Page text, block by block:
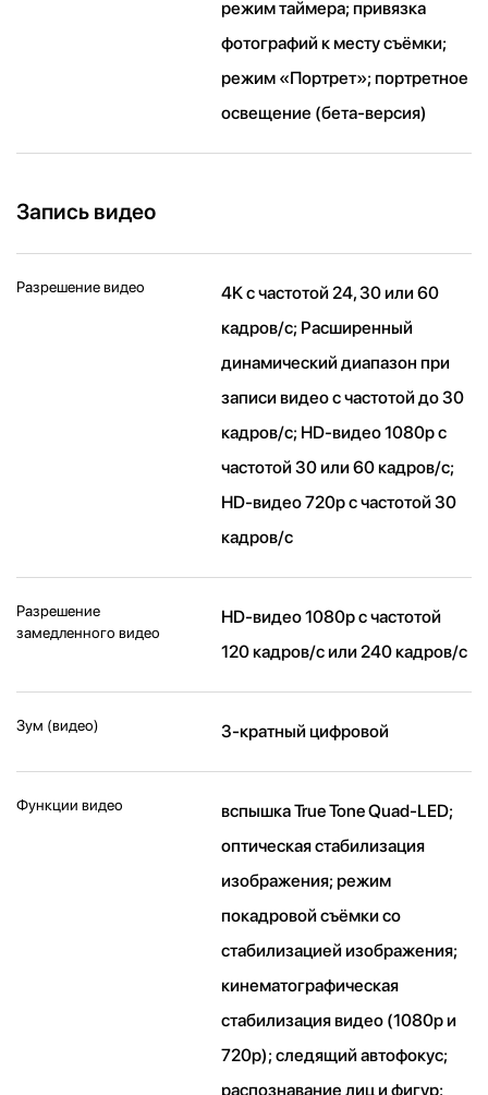
режим таймера; привязка
фотографий к месту съёмки;
режим «Портрет»; портретное
освещение (бета‑версия)
Запись видео
Разрешение видео
4K с частотой 24, 30 или 60
кадров/ с; Расширенный
динамический диапазон при
записи видео с частотой до 30
кадров/ с; HD-видео 1080p с
частотой 30 или 60 кадров/ с;
HD-видео 720p с частотой 30
кадров/ с
Разрешение
замедленного видео
HD-видео 1080р c частотой
120 кадров/ с или 240 кадров/ с
Зум (видео) 3-кратный цифровой
Функции видео
вспышка True Tone Quad-LED;
оптическая стабилизация
изображения; режим
покадровой съёмки со
стабилизацией изображения;
кинематографическая
стабилизация видео (1080p и
720p); следящий автофокус;
распознавание лиц и фигур;